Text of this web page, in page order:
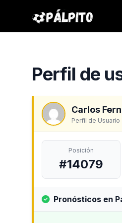
Perfil de
Carlos
Perfil de Usuario
Posición
#14079
Pronósticos en